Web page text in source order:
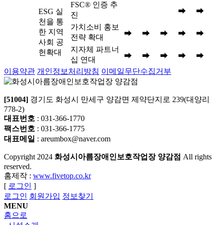
ESG 실
천을 통
한 지역
사회 공
헌확대
FSC® 인증 추
진
➡
➡
가치소비 홍보
전략 확대
➡ ➡ ➡ ➡
➡
지자체 파트너
십 연대
➡ ➡ ➡ ➡
➡
이용약관 개인정보처리방침 이메일무단수집거부
[51004] 경기도 화성시 만세구 양감면 제약단지로 239(대양리
778-2)
대표번호 : 031-366-1770
팩스번호 : 031-366-1775
대표메일 : areumbox@naver.com
Copyright 2024 화성시아름장애인보호작업장 양감점 All rights
reserved.
홈제작 : www.fivetop.co.kr
[ 로그인 ]
로그인 회원가입 정보찾기
MENU
홈으로